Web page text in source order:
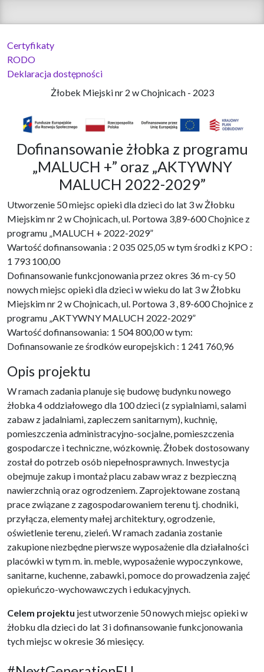
Certyfikaty
RODO
Deklaracja dostępności
Żłobek Miejski nr 2 w Chojnicach - 2023
Dofinansowanie żłobka z programu
„MALUCH +” oraz „AKTYWNY
MALUCH 2022-2029”
Utworzenie 50 miejsc opieki dla dzieci do lat 3 w Żłobku
Miejskim nr 2 w Chojnicach, ul. Portowa 3,89-600 Chojnice z
programu „MALUCH + 2022-2029”
Wartość dofinansowania : 2 035 025,05 w tym środki z KPO :
1 793 100,00
Dofinansowanie funkcjonowania przez okres 36 m-cy 50
nowych miejsc opieki dla dzieci w wieku do lat 3 w Żłobku
Miejskim nr 2 w Chojnicach, ul. Portowa 3 , 89-600 Chojnice z
programu „AKTYWNY MALUCH 2022-2029”
Wartość dofinansowania: 1 504 800,00 w tym:
Dofinansowanie ze środków europejskich : 1 241 760,96
Opis projektu
W ramach zadania planuje się budowę budynku nowego
żłobka 4 oddziałowego dla 100 dzieci (z sypialniami, salami
zabaw z jadalniami, zapleczem sanitarnym), kuchnię,
pomieszczenia administracyjno-socjalne, pomieszczenia
gospodarcze i techniczne, wózkownię. Żłobek dostosowany
został do potrzeb osób niepełnosprawnych. Inwestycja
obejmuje zakup i montaż placu zabaw wraz z bezpieczną
nawierzchnią oraz ogrodzeniem. Zaprojektowane zostaną
prace związane z zagospodarowaniem terenu tj. chodniki,
przyłącza, elementy małej architektury, ogrodzenie,
oświetlenie terenu, zieleń. W ramach zadania zostanie
zakupione niezbędne pierwsze wyposażenie dla działalności
placówki w tym m. in. meble, wyposażenie wypoczynkowe,
sanitarne, kuchenne, zabawki, pomoce do prowadzenia zajęć
opiekuńczo-wychowawczych i edukacyjnych.
Celem projektu jest utworzenie 50 nowych miejsc opieki w
żłobku dla dzieci do lat 3 i dofinansowanie funkcjonowania
tych miejsc w okresie 36 miesięcy.